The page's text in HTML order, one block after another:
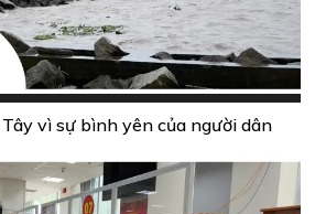
vì sự bình yên của người dân